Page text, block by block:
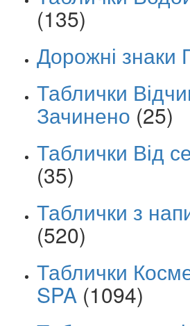
(135)
Дорожні знаки
Таблички
Зачинено (25)
Таблички Від
(35)
Таблички з
(520)
Таблички
SPA (1094)